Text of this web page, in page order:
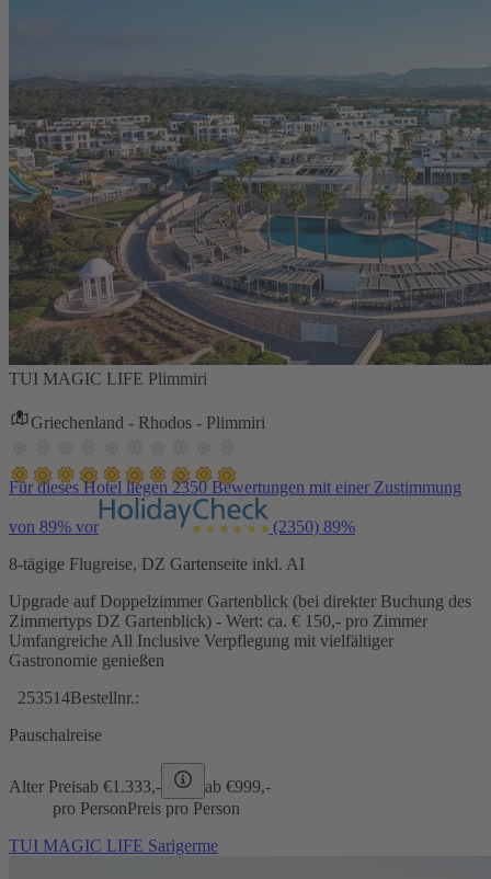
TUI MAGIC LIFE Plimmiri
Griechenland - Rhodos - Plimmiri
Für dieses Hotel liegen 2350 Bewertungen mit einer Zustimmung
von 89% vor (2350) 89%
8-tägige Flugreise, DZ Gartenseite inkl. AI
Upgrade auf Doppelzimmer Gartenblick (bei direkter Buchung des
Zimmertyps DZ Gartenblick) - Wert: ca. € 150,- pro Zimmer
Umfangreiche All Inclusive Verpflegung mit vielfältiger
Gastronomie genießen
253514Bestellnr.:
Pauschalreise
Alter Preisab €1.333,- ab €999,-
pro PersonPreis pro Person
TUI MAGIC LIFE Sarigerme